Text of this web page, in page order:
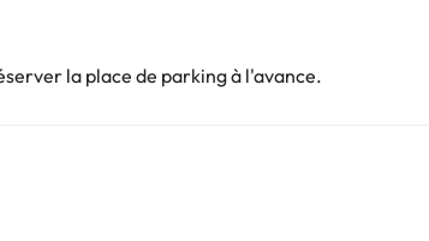
la place de parking à l'avance.